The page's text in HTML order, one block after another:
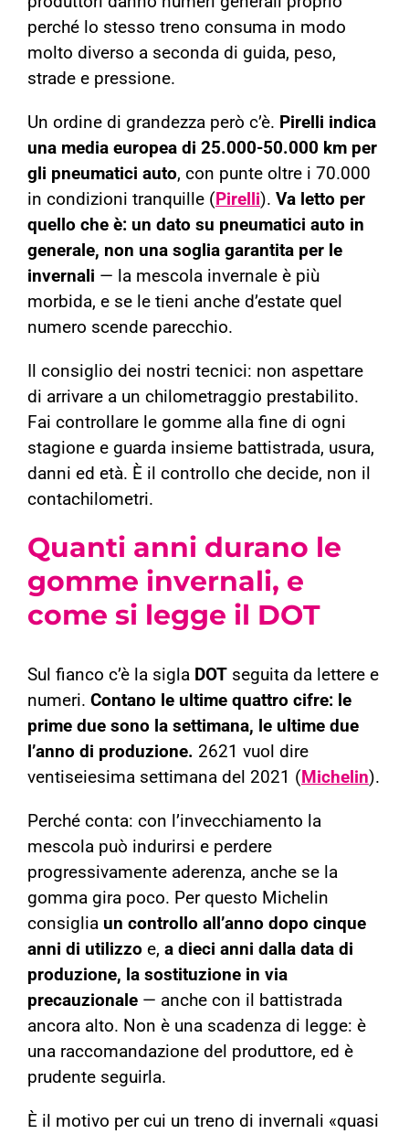
perché lo stesso treno consuma in modo
molto diverso a seconda di guida, peso,
strade e pressione.
Un ordine di grandezza però c’è. Pirelli indica
una media europea di 25.000-50.000 km per
gli pneumatici auto, con punte oltre i 70.000
in condizioni tranquille ( Pirelli). Va letto per
quello che è: un dato su pneumatici auto in
generale, non una soglia garantita per le
invernali — la mescola invernale è più
morbida, e se le tieni anche d’estate quel
numero scende parecchio.
Il consiglio dei nostri tecnici: non aspettare
di arrivare a un chilometraggio prestabilito.
Fai controllare le gomme alla fine di ogni
stagione e guarda insieme battistrada, usura,
danni ed età. È il controllo che decide, non il
contachilometri.
Quanti anni durano le
gomme invernali, e
come si legge il DOT
Sul fianco c’è la sigla DOT seguita da lettere e
numeri. Contano le ultime quattro cifre: le
prime due sono la settimana, le ultime due
l’anno di produzione. 2621 vuol dire
ventiseiesima settimana del 2021 (Michelin).
Perché conta: con l’invecchiamento la
mescola può indurirsi e perdere
progressivamente aderenza, anche se la
gomma gira poco. Per questo Michelin
consiglia un controllo all’anno dopo cinque
anni di utilizzo e, a dieci anni dalla data di
produzione, la sostituzione in via
precauzionale — anche con il battistrada
ancora alto. Non è una scadenza di legge: è
una raccomandazione del produttore, ed è
prudente seguirla.
È il motivo per cui un treno di invernali «quasi